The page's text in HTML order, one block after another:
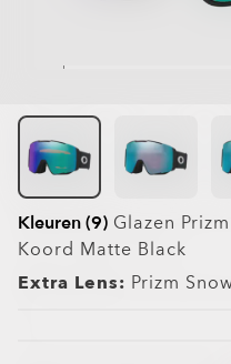
Kleuren (9) Glazen
Koord Matte Black
Extra Lens: Prizm